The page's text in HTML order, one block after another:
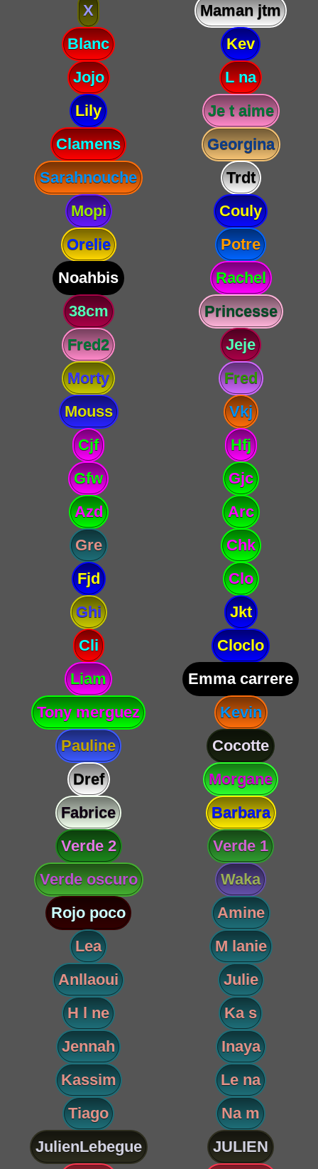
X
Maman jtm
Blanc
Kev
Jojo
L na
Lily
Je t aime
Clamens
Georgina
Sarahnouche
Trdt
Mopi
Couly
Orelie
Potre
Noahbis
Rachel
38cm
Princesse
Fred2
Jeje
Morty
Fred
Mouss
Vkj
Cjf
Hfj
Gfw
Gjc
Azd
Arc
Gre
Chk
Fjd
Clo
Ghi
Jkt
Cli
Cloclo
Liam
Emma carrere
Tony merguez
Kevin
Pauline
Cocotte
Dref
Morgane
Fabrice
Barbara
Verde 2
Verde 1
Verde oscuro
Waka
Rojo poco
Amine
Lea
M lanie
Anllaoui
Julie
H l ne
Ka s
Jennah
Inaya
Kassim
Le na
Tiago
Na m
JulienLebegue
JULIEN